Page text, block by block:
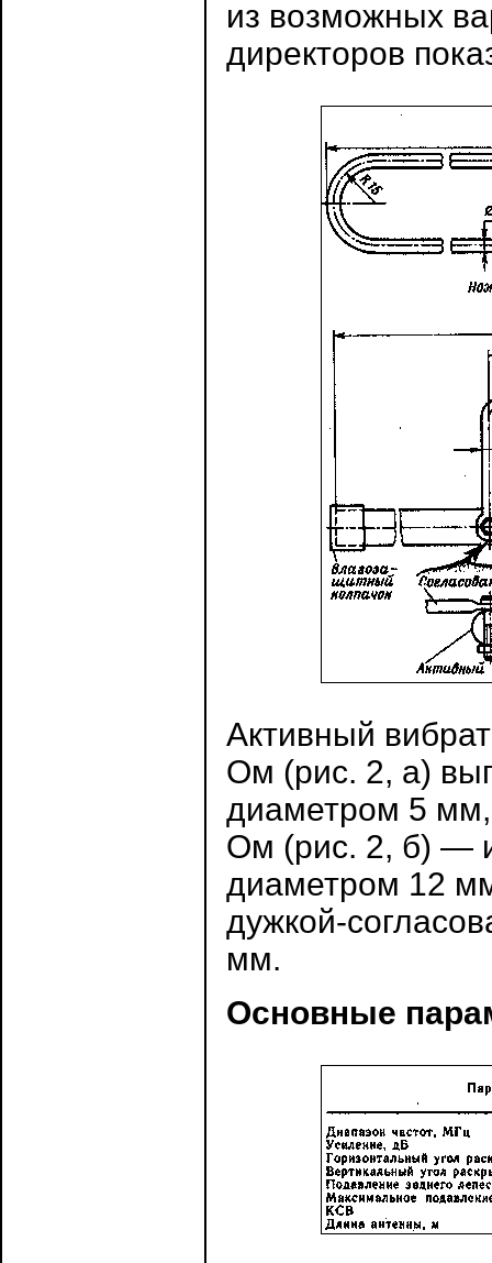
из возможных
директоров
Активный
Ом (рис. 2, а)
диаметром 5
Ом (рис. 2, б) —
диаметром 12
дужкой-
мм.
Основные